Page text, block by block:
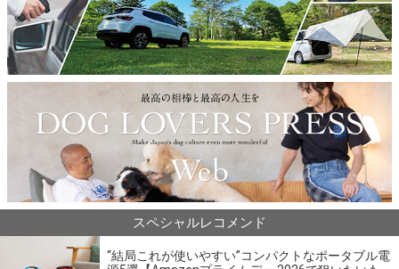
スペシャルレコメンド
“結局これが使いやすい”コンパクトなポータブル電